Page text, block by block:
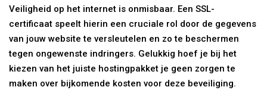
Veiligheid op het internet is onmisbaar. Een SSL-
certificaat speelt hierin een cruciale rol door de gegevens
van jouw website te versleutelen en zo te beschermen
tegen ongewenste indringers. Gelukkig hoef je bij het
kiezen van het juiste hostingpakket je geen zorgen te
maken over bijkomende kosten voor deze beveiliging.